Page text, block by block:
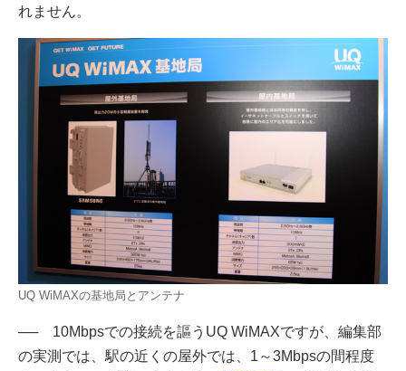
れません。
UQ WiMAXの基地局とアンテナ
── 10Mbpsでの接続を謳うUQ WiMAXですが、編集部
の実測では、駅の近くの屋外では、1～3Mbpsの間程度